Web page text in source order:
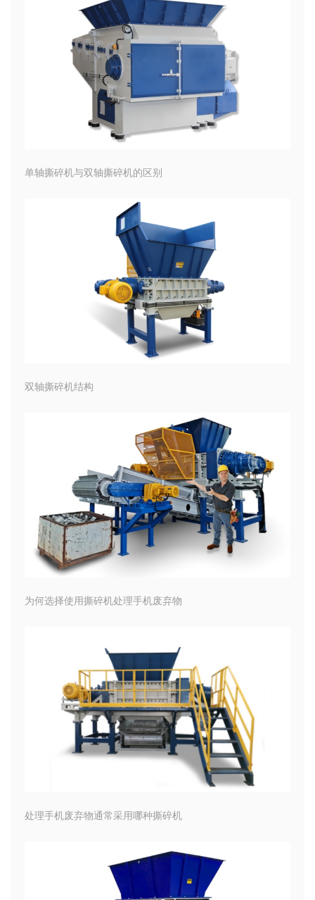
单轴撕碎机与双轴撕碎机的区别
双轴撕碎机结构
为何选择使用撕碎机处理手机废弃物
处理手机废弃物通常采用哪种撕碎机